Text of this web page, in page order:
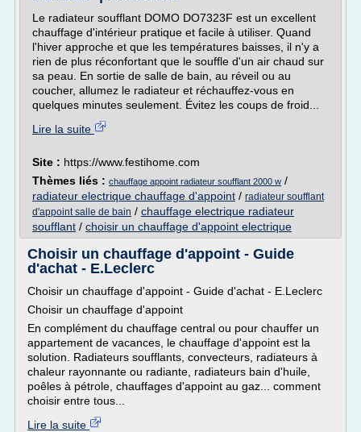
Le radiateur soufflant DOMO DO7323F est un excellent
chauffage d'intérieur pratique et facile à utiliser. Quand
l'hiver approche et que les températures baisses, il n'y a
rien de plus réconfortant que le souffle d'un air chaud sur
sa peau. En sortie de salle de bain, au réveil ou au
coucher, allumez le radiateur et réchauffez-vous en
quelques minutes seulement. Évitez les coups de froid...
Lire la suite
Site : https://www.festihome.com
Thèmes liés : chauffage appoint radiateur soufflant 2000 w /
radiateur electrique chauffage d'appoint / radiateur soufflant
d'appoint salle de bain / chauffage electrique radiateur
soufflant / choisir un chauffage d'appoint electrique
Choisir un chauffage d'appoint - Guide
d'achat - E.Leclerc
Choisir un chauffage d'appoint - Guide d'achat - E.Leclerc
Choisir un chauffage d'appoint
En complément du chauffage central ou pour chauffer un
appartement de vacances, le chauffage d'appoint est la
solution. Radiateurs soufflants, convecteurs, radiateurs à
chaleur rayonnante ou radiante, radiateurs bain d'huile,
poêles à pétrole, chauffages d'appoint au gaz... comment
choisir entre tous...
Lire la suite